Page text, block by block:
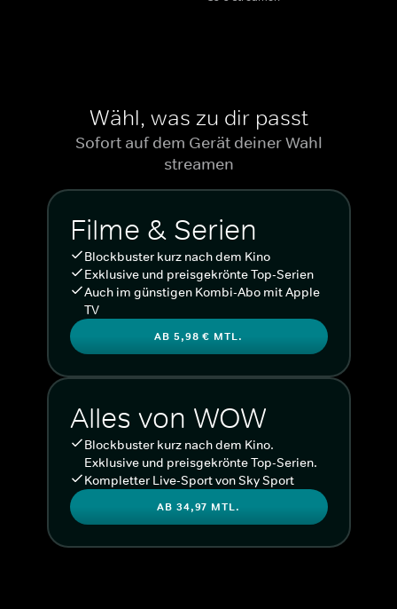
Wähl, was zu dir passt
Sofort auf dem Gerät deiner Wahl
streamen
Filme & Serien
Blockbuster kurz nach dem Kino
Exklusive und preisgekrönte Top-Serien
Auch im günstigen Kombi-Abo mit Apple
TV
AB 5,98 € MTL.
Alles von WOW
Blockbuster kurz nach dem Kino.
Exklusive und preisgekrönte Top-Serien.
Kompletter Live-Sport von Sky Sport
AB 34,97 MTL.